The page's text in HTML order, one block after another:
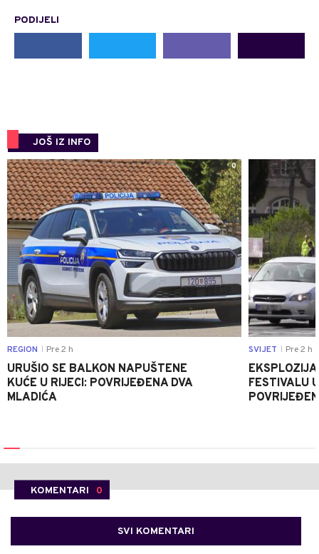
PODIJELI
JOŠ IZ INFO
0
REGION Pre 2 h
URUŠIO SE BALKON NAPUŠTENE
KUĆE U RIJECI: POVRIJEĐENA DVA
MLADIĆA
SVIJET Pre 2 h
FESTIVALU
KOMENTARI 0
SVI KOMENTARI